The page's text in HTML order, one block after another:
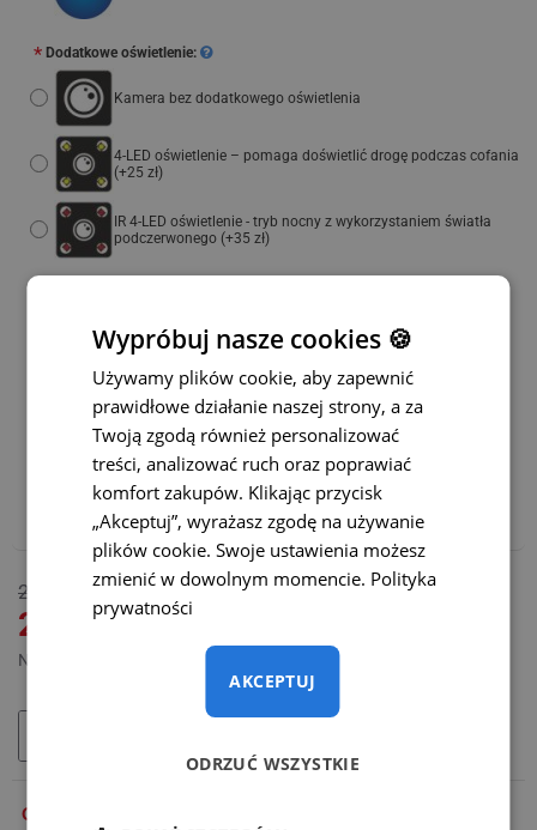
219 zł
265 zł
Netto: 178,05 zł
DOSTĘPNY
Dodatkowe oświetlenie:
Kamera bez dodatkowego oświetlenia
4-LED oświetlenie – pomaga doświetlić drogę podczas cofania
(+25 zł)
IR 4-LED oświetlenie - tryb nocny z wykorzystaniem światła
podczerwonego (+35 zł)
Statyczne linie parkowania z możliwością ich wyłączenia
Dynamiczne linie parkowania(+65 zł)
Polecamy również:
Adapter WiFi do bezprzewodowej transmisji – CENA
PROMOCYJNA(+165 zł)
OPIS
Wypróbuj nasze cookies 🍪
Używamy plików cookie, aby zapewnić
prawidłowe działanie naszej strony, a za
Twoją zgodą również personalizować
treści, analizować ruch oraz poprawiać
komfort zakupów. Klikając przycisk
„Akceptuj”, wyrażasz zgodę na używanie
plików cookie. Swoje ustawienia możesz
zmienić w dowolnym momencie. Polityka
prywatności
AKCEPTUJ
ODRZUĆ WSZYSTKIE